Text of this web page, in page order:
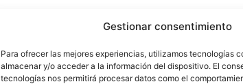
Gestionar consentimiento
Para ofrecer las mejores experiencias, utilizamos tecnologías
almacenar y/o acceder a la información del dispositivo. El
tecnologías nos permitirá procesar datos como el